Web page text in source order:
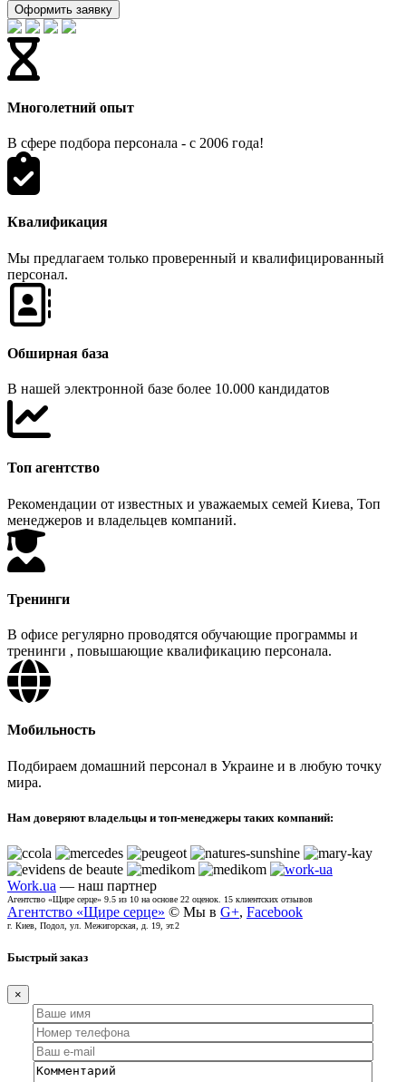
Оформить заявку
Многолетний опыт
В сфере подбора персонала - с 2006 года!
Квалификация
Мы предлагаем только проверенный и квалифицированный
персонал.
Обширная база
В нашей электронной базе более 10.000 кандидатов
Топ агентство
Рекомендации от известных и уважаемых семей Киева, Топ
менеджеров и владельцев компаний.
Тренинги
В офисе регулярно проводятся обучающие программы и
тренинги , повышающие квалификацию персонала.
Мобильность
Подбираем домашний персонал в Украине и в любую точку
мира.
Нам доверяют владельцы и топ-менеджеры таких компаний:
Work.ua — наш партнер
Агентство «Щире серце» 9.5 из 10 на основе 22 оценок. 15 клиентских отзывов
Агентство «Щире серце» © Мы в G+, Facebook
г. Киев, Подол, ул. Межигорская, д. 19, эт.2
Быстрый заказ
×